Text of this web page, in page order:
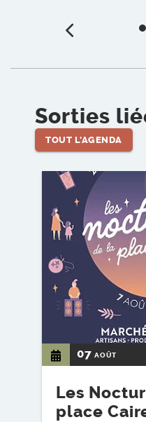
Sorties
TOUT L'AGENDA
07 AOÛT
Les
place
Voir l'événement